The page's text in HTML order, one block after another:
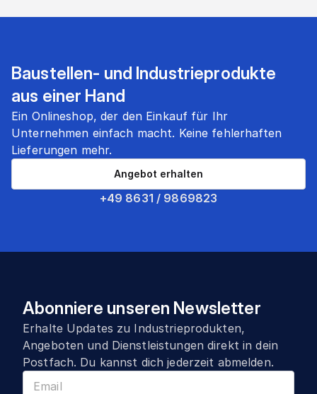
Baustellen- und Industrieprodukte
aus einer Hand
Ein Onlineshop, der den Einkauf für Ihr
Unternehmen einfach macht. Keine fehlerhaften
Lieferungen mehr.
+49 8631 / 9869823
Angebot erhalten
Abonniere unseren Newsletter
Erhalte Updates zu Industrieprodukten,
Angeboten und Dienstleistungen direkt in dein
Postfach. Du kannst dich jederzeit abmelden.